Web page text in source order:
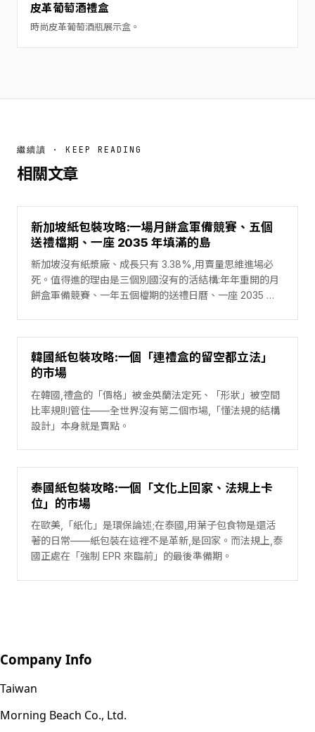
皮革葡萄酒禮盒
時尚皮革葡萄酒瓶展示盒。
繼續讀 · KEEP READING
相關文章
新加坡紙包裝攻略:一場月餅盒軍備競賽、五個
送禮檔期、一座 2035 年填滿的島
新加坡沒有紙漿廠、成長只有 3.38%,用賣量思維進場必
死。值得進的理由是三個別國沒有的活結構:年年重開的月
餅盒軍備競賽、一年五個檔期的送禮日曆、一座 2035 年
韓國紙包裝攻略:一個「連禮盒的留空都立法」
的市場
在韓國,禮盒的「價格」被金英蘭法定死、「形狀」被空間
比率規則管住——全世界沒有第二個市場,「懂法規的結構
設計」本身就是賣點。
泰國紙包裝攻略:一個「文化上回家、法規上卡
位」的市場
在歐美,「紙化」是環保論述;在泰國,用葉子包食物是還活
著的日常——紙包裝在這裡不是革新,是回家。而法規上,泰
國正處在「強制 EPR 來臨前」的最後準備期。
Company Info
Taiwan
Morning Beach Co., Ltd.